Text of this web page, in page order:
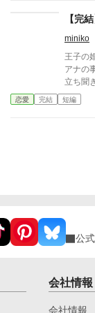
く。
【完
miniko
王子の
アナの
立ち聞
ば、恋
受けた
恋愛 完結 短編
公
会社情報
会社情報